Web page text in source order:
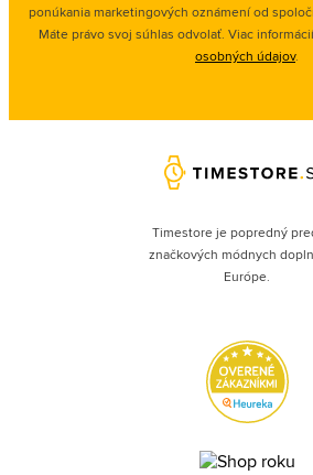
ponúkania marketingových oznámení od
Máte právo svoj súhlas odvolať. Viac
osobných údajov.
Timestore je popredný
značkových módnych
Európe.